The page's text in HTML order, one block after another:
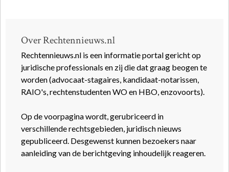
Over Rechtennieuws.nl
Rechtennieuws.nl is een informatie portal gericht op
juridische professionals en zij die dat graag beogen te
worden (advocaat-stagaires, kandidaat-notarissen,
RAIO's, rechtenstudenten WO en HBO, enzovoorts).
Op de voorpagina wordt, gerubriceerd in
verschillende rechtsgebieden, juridisch nieuws
gepubliceerd. Desgewenst kunnen bezoekers naar
aanleiding van de berichtgeving inhoudelijk reageren.